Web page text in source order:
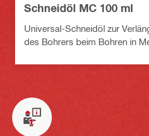
Schneidöl MC 100 ml
Universal-Schneidöl zur
des Bohrers beim Bohren in